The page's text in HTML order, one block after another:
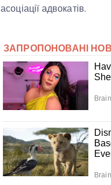
асоціації адвокатів.